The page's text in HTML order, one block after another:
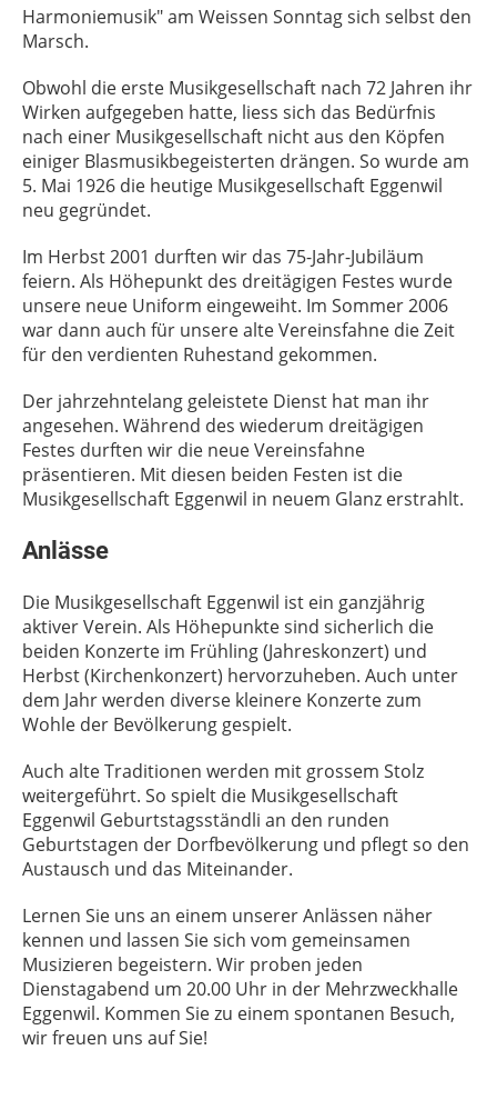
Harmoniemusik" am Weissen Sonntag sich selbst den
Marsch.
Obwohl die erste Musikgesellschaft nach 72 Jahren ihr
Wirken aufgegeben hatte, liess sich das Bedürfnis
nach einer Musikgesellschaft nicht aus den Köpfen
einiger Blasmusikbegeisterten drängen. So wurde am
5. Mai 1926 die heutige Musikgesellschaft Eggenwil
neu gegründet.
Im Herbst 2001 durften wir das 75-Jahr-Jubiläum
feiern. Als Höhepunkt des dreitägigen Festes wurde
unsere neue Uniform eingeweiht. Im Sommer 2006
war dann auch für unsere alte Vereinsfahne die Zeit
für den verdienten Ruhestand gekommen.
Der jahrzehntelang geleistete Dienst hat man ihr
angesehen. Während des wiederum dreitägigen
Festes durften wir die neue Vereinsfahne
präsentieren. Mit diesen beiden Festen ist die
Musikgesellschaft Eggenwil in neuem Glanz erstrahlt.
Anlässe
Die Musikgesellschaft Eggenwil ist ein ganzjährig
aktiver Verein. Als Höhepunkte sind sicherlich die
beiden Konzerte im Frühling (Jahreskonzert) und
Herbst (Kirchenkonzert) hervorzuheben. Auch unter
dem Jahr werden diverse kleinere Konzerte zum
Wohle der Bevölkerung gespielt.
Auch alte Traditionen werden mit grossem Stolz
weitergeführt. So spielt die Musikgesellschaft
Eggenwil Geburtstagsständli an den runden
Geburtstagen der Dorfbevölkerung und pflegt so den
Austausch und das Miteinander.
Lernen Sie uns an einem unserer Anlässen näher
kennen und lassen Sie sich vom gemeinsamen
Musizieren begeistern. Wir proben jeden
Dienstagabend um 20.00 Uhr in der Mehrzweckhalle
Eggenwil. Kommen Sie zu einem spontanen Besuch,
wir freuen uns auf Sie!